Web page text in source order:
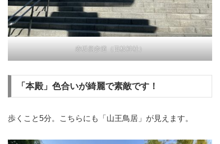
赤坂側参道（日枝神社）
「本殿」色合いが綺麗で素敵です！
歩くこと5分。こちらにも「山王鳥居」が見えます。